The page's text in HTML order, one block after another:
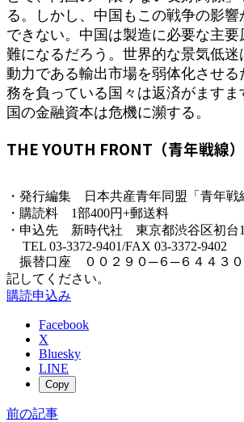
る。しかし、中国もこの戦争の影
できない。中国は製造に必要な主要
難になるだろう。世界的な景気低
動力である輸出市場を弱体化させ
務を負っている国々は返済がますま
国の金融資本は危機に瀕する。
THE YOUTH FRONT（青年戦線）
・発行編集 日本共産青年同盟「青年戦
・購読料 1部400円+郵送料
・申込先 新時代社 東京都渋谷区初台
TEL 03-3372-9401/FAX 03-3372-9402
振替口座 ００２９０─６─６４４３
記してください。
購読申込み
Facebook
X
Bluesky
LINE
Copy
前の記事